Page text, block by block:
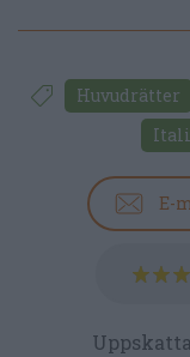
Huvudrätter
E-